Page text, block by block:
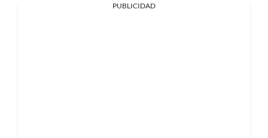
PUBLICIDAD